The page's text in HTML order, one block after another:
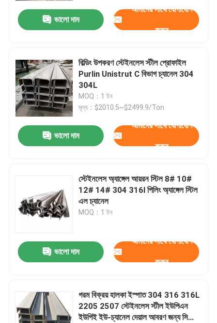
পণ্য
ভালো দাম
আমাদের সাথে যোগাযোগ
করুন
বিল্ডিং উপকরণ স্টেইনলেস স্টীল প্রোফাইল
Purlin Unistrut C বিভাগ চ্যানেল 304
304L
MOQ：1 টন
মূল্য：$2010.5~$2499.9/Ton
ভালো দাম
আমাদের সাথে যোগাযোগ
করুন
স্টেইনলেস অ্যাঙ্গেল আয়রন স্টিল 8# 10#
12# 14# 304 316l পিলিং অ্যাঙ্গেল স্টিল
এল চ্যানেল
MOQ：1 টন
ভালো দাম
আমাদের সাথে যোগাযোগ
করুন
গরম বিক্রয় হালকা ইস্পাত 304 316 316L
2205 2507 স্টেইনলেস স্টীল ইউপিএন
ইউপিই ইউ-চ্যানেল দেয়াল আবরণ জন্য সি